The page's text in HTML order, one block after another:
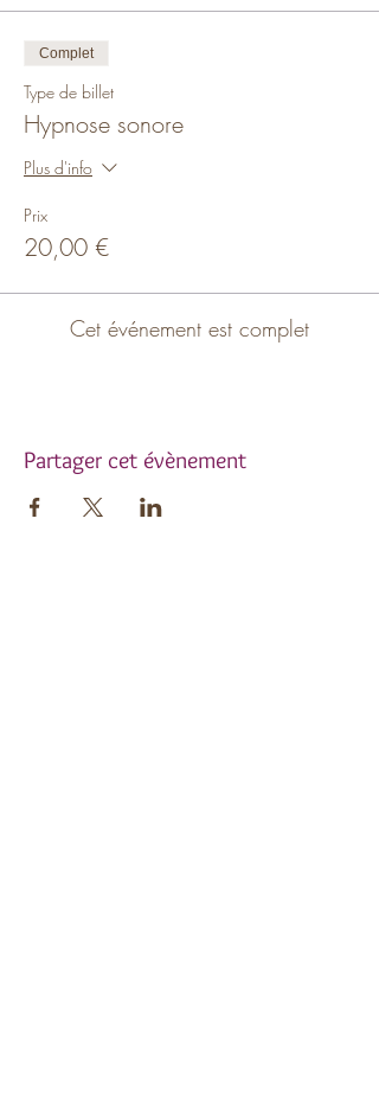
Complet
Type de billet
Hypnose sonore
Plus d'info
Prix
20,00 €
Cet événement est complet
Partager cet évènement